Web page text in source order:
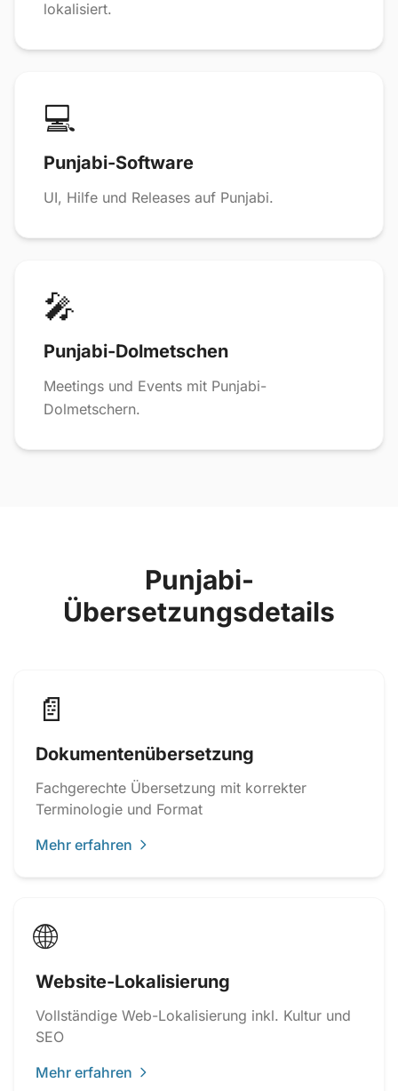
lokalisiert.
💻
Punjabi-Software
UI, Hilfe und Releases auf Punjabi.
🎤
Punjabi-Dolmetschen
Meetings und Events mit Punjabi-
Dolmetschern.
Punjabi-
Übersetzungsdetails
📄
Dokumentenübersetzung
Fachgerechte Übersetzung mit korrekter
Terminologie und Format
Mehr erfahren
🌐
Website-Lokalisierung
Vollständige Web-Lokalisierung inkl. Kultur und
SEO
Mehr erfahren